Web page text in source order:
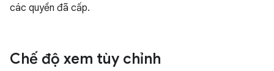
các quyền đã cấp.
Chế độ xem tùy chỉnh